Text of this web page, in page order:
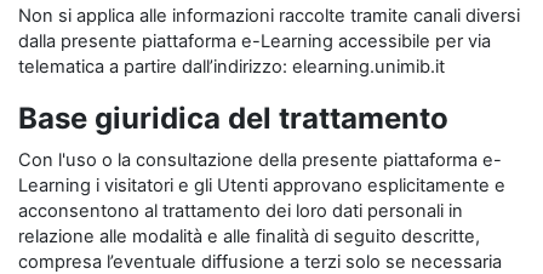
Non si applica alle informazioni raccolte tramite canali diversi
dalla presente piattaforma e-Learning accessibile per via
telematica a partire dall’indirizzo: elearning.unimib.it
Base giuridica del trattamento
Con l'uso o la consultazione della presente piattaforma e-
Learning i visitatori e gli Utenti approvano esplicitamente e
acconsentono al trattamento dei loro dati personali in
relazione alle modalità e alle finalità di seguito descritte,
compresa l’eventuale diffusione a terzi solo se necessaria